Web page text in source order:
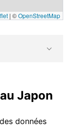
| ©OpenStreetMap
Japon
données